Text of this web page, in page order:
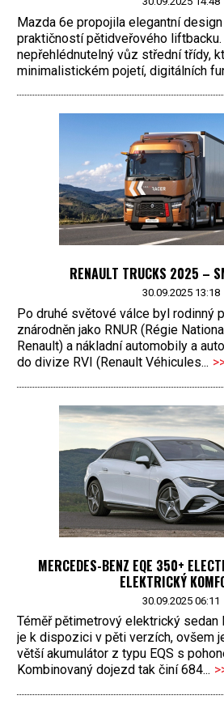
Mazda 6e propojila elegantní
praktičností pětidveřového
nepřehlédnutelný vůz střední třídy,
minimalistickém pojetí, digitálních
RENAULT TRUCKS 2025 –
30.09.2025 13:18
Po druhé světové válce byl rodinný
znárodněn jako RNUR (Régie
Renault) a nákladní automobily a
do divize RVI (Renault Véhicules...
MERCEDES-BENZ EQE 350+
ELEKTRICKÝ
30.09.2025 06:11
Téměř pětimetrový elektrický sedan
je k dispozici v pěti verzích, ovšem
větší akumulátor z typu EQS s
Kombinovaný dojezd tak činí 684...